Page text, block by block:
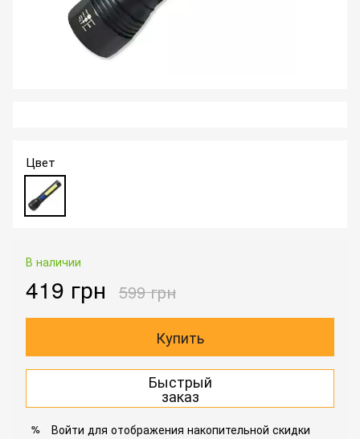
Цвет
В наличии
419 грн 599 грн
Купить
Быстрый
заказ
% Войти для отображения накопительной скидки